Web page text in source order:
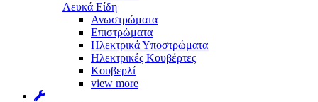
Λευκά Είδη
Ανωστρώματα
Επιστρώματα
Ηλεκτρικά Υποστρώματα
Ηλεκτρικές Κουβέρτες
Κουβερλί
view more